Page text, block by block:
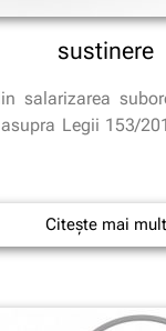
sustinere
salarizarea
Legii 153/
Citește mai mult